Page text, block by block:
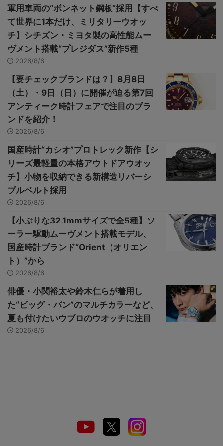
軍用車両の“ボンネット鋼板”採用【すべ
て世界に1本だけ、ミリタリーウオッ
チ】シチズン・ミヨタ製の高性能ムー
ヴメント搭載“プレジダス”新作5種
2026/8/6
【要チェックブランドは？】8月8日
（土）・9日（日）に開催が迫る第7回
アンティーク時計フェアで注目のブラ
ンドを紹介！
2026/8/6
国産時計“カシオ”プロトレック新作【シ
リーズ最軽量の本格アウトドアウオッ
チ】小物を収納できる新構造リバーシ
ブルベルト採用
2026/8/6
【小ぶりな32.1mmサイズで全5種】ソ
ーラー駆動ムーヴメント搭載モデル、
国産時計ブランド“Orient（オリエン
ト）”から
2026/8/6
俳優・小関裕太や鈴木仁らが着用し
た“ビッグ・バン”のマルチカラーなど、
夏も付けたいウブロのウオッチに注目
2026/8/6